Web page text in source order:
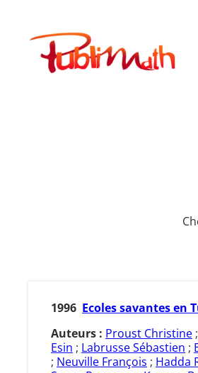
contenuPublimath
1996 Ecoles savantes en
Auteurs : Proust Christine ;
Esin ; Labrusse Sébastien ;
; Neuville François ; Hadda